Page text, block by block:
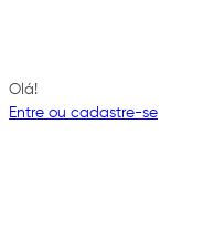
Olá!
Entre ou cadastre-se